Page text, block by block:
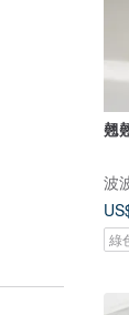
翹
波
綠